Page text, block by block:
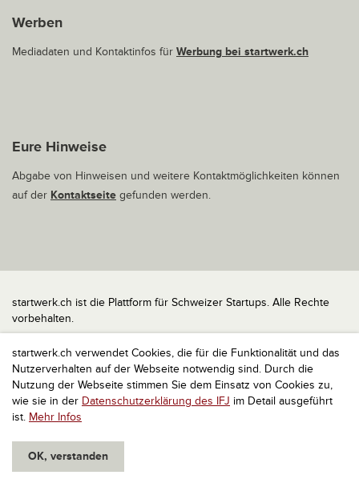
startwerk.ch verwendet Cookies, die für die Funktionalität und das
Nutzerverhalten auf der Webseite notwendig sind. Durch die
Nutzung der Webseite stimmen Sie dem Einsatz von Cookies zu,
wie sie in der Datenschutzerklärung des IFJ im Detail ausgeführt
ist. Mehr Infos
OK, verstanden
Werben
Mediadaten und Kontaktinfos für Werbung bei startwerk.ch
Eure Hinweise
Abgabe von Hinweisen und weitere Kontaktmöglichkeiten können
auf der Kontaktseite gefunden werden.
startwerk.ch ist die Plattform für Schweizer Startups. Alle Rechte
vorbehalten.
Impressum
Kontakt
nach oben